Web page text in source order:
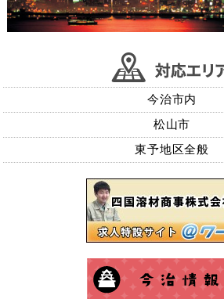
今治市内
松山市
東予地区全般